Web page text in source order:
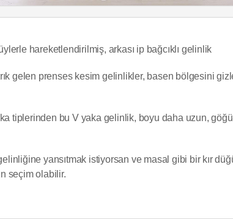
hareketlendirilmiş, arkası ip bağcıklı gelinlik
gelen prenses kesim gelinlikler, basen bölgesini
tiplerinden bu V yaka gelinlik, boyu daha uzun,
yansıtmak istiyorsan ve masal gibi bir kır
seçim olabilir.